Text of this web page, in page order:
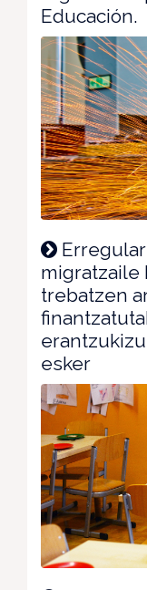
Educación.
migratzaile
trebatzen
esker